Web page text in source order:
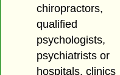
chiropractors,
qualified
psychologists,
psychiatrists or
hospitals, clinics